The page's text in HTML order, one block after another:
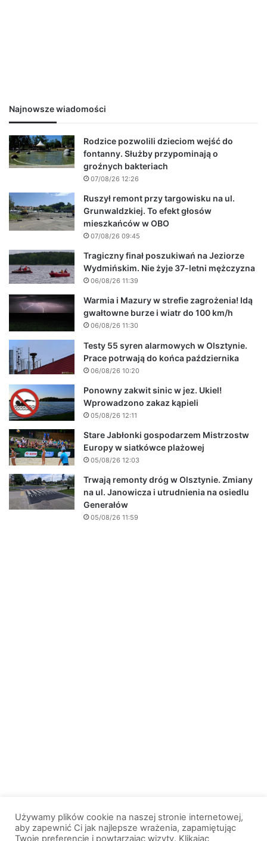
Najnowsze wiadomości
Rodzice pozwolili dzieciom wejść do
fontanny. Służby przypominają o
groźnych bakteriach
07/08/26 12:26
Ruszył remont przy targowisku na ul.
Grunwaldzkiej. To efekt głosów
mieszkańców w OBO
07/08/26 09:45
Tragiczny finał poszukiwań na Jeziorze
Wydmińskim. Nie żyje 37-letni mężczyzna
06/08/26 11:39
Warmia i Mazury w strefie zagrożenia! Idą
gwałtowne burze i wiatr do 100 km/h
06/08/26 11:30
Testy 55 syren alarmowych w Olsztynie.
Prace potrwają do końca października
06/08/26 10:20
Ponowny zakwit sinic w jez. Ukiel!
Wprowadzono zakaz kąpieli
05/08/26 12:11
Stare Jabłonki gospodarzem Mistrzostw
Europy w siatkówce plażowej
05/08/26 12:03
Trwają remonty dróg w Olsztynie. Zmiany
na ul. Janowicza i utrudnienia na osiedlu
Generałów
05/08/26 11:59
Używamy plików cookie na naszej stronie internetowej,
aby zapewnić Ci jak najlepsze wrażenia, zapamiętując
Twoje preferencje i powtarzając wizyty. Klikając